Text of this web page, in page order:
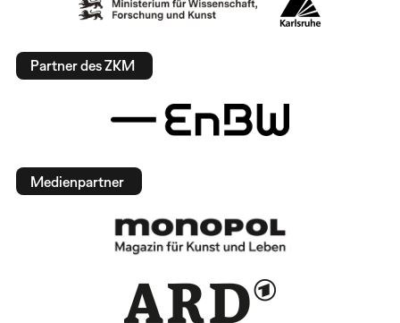
Partner des ZKM
Medienpartner